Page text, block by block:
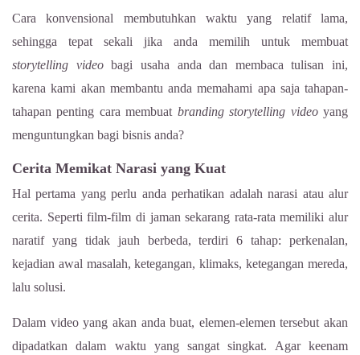
Cara konvensional membutuhkan waktu yang relatif lama,
sehingga tepat sekali jika anda memilih untuk membuat
storytelling videobagi usaha anda dan membaca tulisan ini,
karena kami akan membantu anda memahami apa saja tahapan-
tahapan penting cara membuat brandingstorytelling videoyang
menguntungkan bagi bisnis anda?
Cerita Memikat Narasi yang Kuat
Hal pertama yang perlu anda perhatikan adalah narasi atau alur
cerita. Seperti film-film di jaman sekarang rata-rata memiliki alur
naratif yang tidak jauh berbeda, terdiri 6 tahap: perkenalan,
kejadian awal masalah, ketegangan, klimaks, ketegangan mereda,
lalu solusi.
Dalam video yang akan anda buat, elemen-elemen tersebut akan
dipadatkan dalam waktu yang sangat singkat. Agar keenam